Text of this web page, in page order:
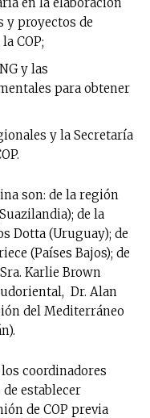
y proyectos de
COP;
y las
para obtener
y la Secretaría
son: de la región
de la
Dotta (Uruguay); de
(Países Bajos); de
Karlie Brown
Dr. Alan
del Mediterráneo
coordinadores
establecer
de COP previa